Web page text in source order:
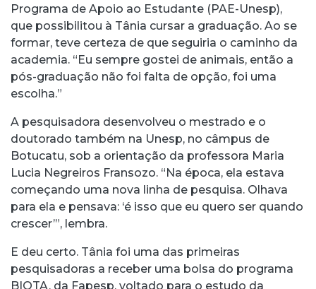
Programa de Apoio ao Estudante (PAE-Unesp),
que possibilitou à Tânia cursar a graduação. Ao se
formar, teve certeza de que seguiria o caminho da
academia. “Eu sempre gostei de animais, então a
pós-graduação não foi falta de opção, foi uma
escolha.”
A pesquisadora desenvolveu o mestrado e o
doutorado também na Unesp, no câmpus de
Botucatu, sob a orientação da professora Maria
Lucia Negreiros Fransozo. “Na época, ela estava
começando uma nova linha de pesquisa. Olhava
para ela e pensava: ‘é isso que eu quero ser quando
crescer’”, lembra.
E deu certo. Tânia foi uma das primeiras
pesquisadoras a receber uma bolsa do programa
BIOTA, da Fapesp, voltado para o estudo da